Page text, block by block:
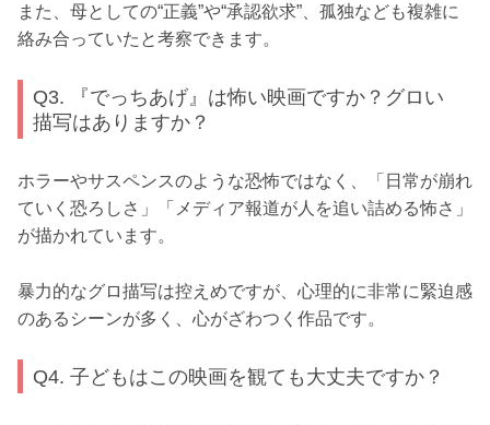
また、母としての“正義”や“承認欲求”、孤独なども複雑に
絡み合っていたと考察できます。
Q3. 『でっちあげ』は怖い映画ですか？グロい
描写はありますか？
ホラーやサスペンスのような恐怖ではなく、「日常が崩れ
ていく恐ろしさ」「メディア報道が人を追い詰める怖さ」
が描かれています。
暴力的なグロ描写は控えめですが、心理的に非常に緊迫感
のあるシーンが多く、心がざわつく作品です。
Q4. 子どもはこの映画を観ても大丈夫ですか？